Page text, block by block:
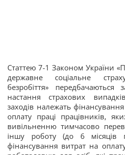
Статтею 7-1 Законом України
державне соціальне
безробіття» передбачаються
настання страхових
заходів належать
оплату праці працівників,
вивільненню тимчасово
іншу роботу (до 6 місяців
фінансування витрат на